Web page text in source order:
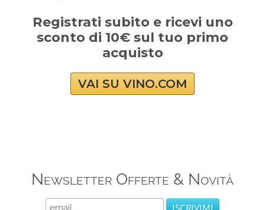
Registrati subito e ricevi uno
sconto di 10€ sul tuo primo
acquisto
VAI SU VINO.COM
Newsletter Offerte & Novità